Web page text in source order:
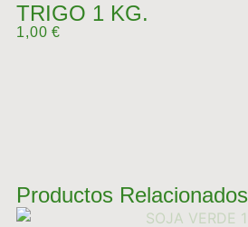
TRIGO 1 KG.
1,00€
Productos Relacionados